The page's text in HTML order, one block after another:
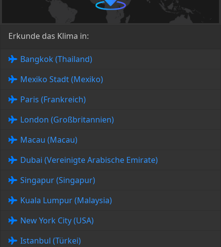
Erkunde das Klima in:
Bangkok (Thailand)
Mexiko Stadt (Mexiko)
Paris (Frankreich)
London (Großbritannien)
Macau (Macau)
Dubai (Vereinigte Arabische Emirate)
Singapur (Singapur)
Kuala Lumpur (Malaysia)
New York City (USA)
Istanbul (Türkei)